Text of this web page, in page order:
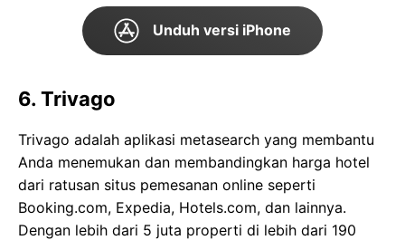
Unduh versi iPhone
6. Trivago
Trivago adalah aplikasi metasearch yang membantu
Anda menemukan dan membandingkan harga hotel
dari ratusan situs pemesanan online seperti
Booking.com, Expedia, Hotels.com, dan lainnya.
Dengan lebih dari 5 juta properti di lebih dari 190